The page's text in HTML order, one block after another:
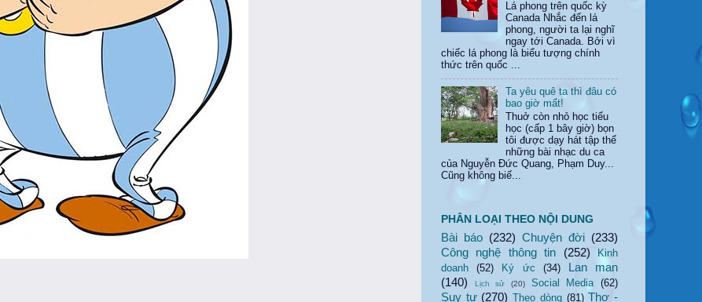
Lá phong trên quốc kỳ
Canada Nhắc đến lá
phong, người ta lại nghĩ
ngay tới Canada. Bởi vì
chiếc lá phong là biểu tượng chính
thức trên quốc ...
Ta yêu quê ta thì đâu có
bao giờ mất!
Thuở còn nhỏ học tiểu
học (cấp 1 bây giờ) bọn
tôi được dạy hát tập thể
những bài nhạc du ca
của Nguyễn Đức Quang, Phạm Duy...
Cũng không biế...
PHÂN LOẠI THEO NỘI DUNG
Bài báo (232) Chuyện đời (233)
Công nghệ thông tin
(252)
Kinh
doanh
(52) Ký ức (34)
Lan man
(140)
Lịch sử (20) Social Media (62)
Suy tư (270) Theo dòng (81) Thơ -